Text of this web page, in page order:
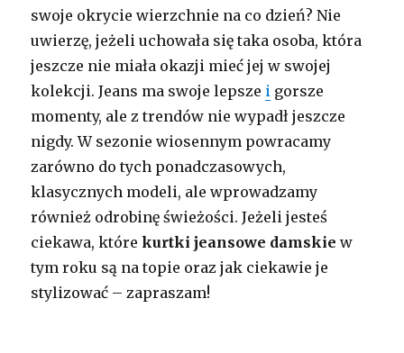
swoje okrycie wierzchnie na co dzień? Nie
uwierzę, jeżeli uchowała się taka osoba, która
jeszcze nie miała okazji mieć jej w swojej
kolekcji. Jeans ma swoje lepsze i gorsze
momenty, ale z trendów nie wypadł jeszcze
nigdy. W sezonie wiosennym powracamy
zarówno do tych ponadczasowych,
klasycznych modeli, ale wprowadzamy
również odrobinę świeżości. Jeżeli jesteś
ciekawa, którekurtki jeansowe damskie w
tym roku są na topie oraz jak ciekawie je
stylizować – zapraszam!